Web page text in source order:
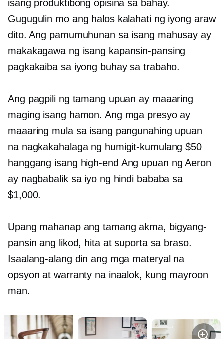
isang produktibong opisina sa bahay.
Gugugulin mo ang halos kalahati ng iyong araw
dito. Ang pamumuhunan sa isang mahusay ay
makakagawa ng isang kapansin-pansing
pagkakaiba sa iyong buhay sa trabaho.
Ang pagpili ng tamang upuan ay maaaring
maging isang hamon. Ang mga presyo ay
maaaring mula sa isang pangunahing upuan
na nagkakahalaga ng humigit-kumulang $50
hanggang isang high-end Ang upuan ng Aeron
ay nagbabalik sa iyo ng hindi bababa sa
$1,000.
Upang mahanap ang tamang akma, bigyang-
pansin ang likod, hita at suporta sa braso.
Isaalang-alang din ang mga materyal na
opsyon at warranty na inaalok, kung mayroon
man.